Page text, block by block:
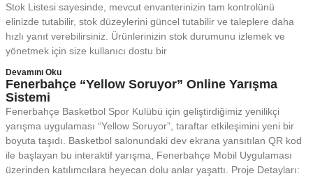
Stok Listesi sayesinde, mevcut envanterinizin tam kontrolünü
elinizde tutabilir, stok düzeylerini güncel tutabilir ve taleplere daha
hızlı yanıt verebilirsiniz. Ürünlerinizin stok durumunu izlemek ve
yönetmek için size kullanıcı dostu bir
Devamını Oku
Fenerbahçe “Yellow Soruyor” Online Yarışma
Sistemi
Fenerbahçe Basketbol Spor Kulübü için geliştirdiğimiz yenilikçi
yarışma uygulaması “Yellow Soruyor”, taraftar etkileşimini yeni bir
boyuta taşıdı. Basketbol salonundaki dev ekrana yansıtılan QR kod
ile başlayan bu interaktif yarışma, Fenerbahçe Mobil Uygulaması
üzerinden katılımcılara heyecan dolu anlar yaşattı. Proje Detayları: